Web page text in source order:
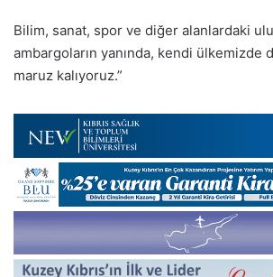
Bilim, sanat, spor ve diğer alanlardaki
ambargoların yanında, kendi ülkemizde
maruz kalıyoruz.”